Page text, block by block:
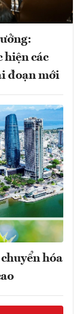
hiện các
đoạn mới
hóa